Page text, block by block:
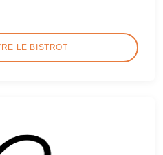
LE BISTROT